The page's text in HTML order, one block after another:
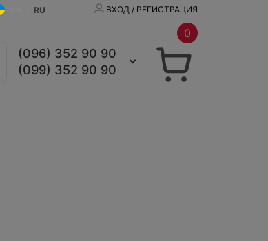
RU ВХОД / РЕГИСТРАЦИЯ
(096) 352 90 90
(099) 352 90 90
0